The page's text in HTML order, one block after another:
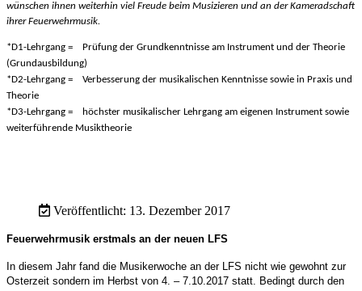
wünschen ihnen weiterhin viel Freude beim Musizieren und an der Kameradschaft
ihrer Feuerwehrmusik.
*D1-Lehrgang = Prüfung der Grundkenntnisse am Instrument und der Theorie
(Grundausbildung)
*D2-Lehrgang =
Verbesserung der musikalischen Kenntnisse sowie in Praxis und
Theorie
*D3-Lehrgang =
höchster musikalischer Lehrgang am eigenen Instrument sowie
weiterführende Musiktheorie
Veröffentlicht: 13. Dezember 2017
Feuerwehrmusik erstmals an der neuen LFS
In diesem Jahr fand die Musikerwoche an der LFS nicht wie gewohnt zur
Osterzeit sondern im Herbst von 4. – 7.10.2017 statt. Bedingt durch den